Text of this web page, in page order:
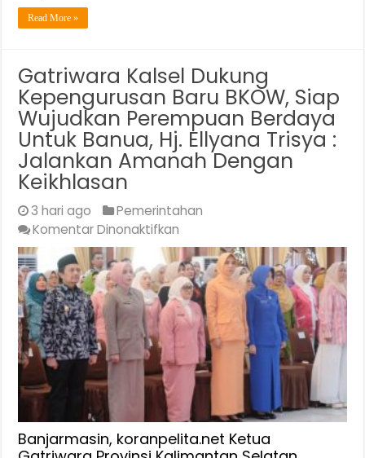
Read More »
Gatriwara Kalsel Dukung
Kepengurusan Baru BKOW, Siap
Wujudkan Perempuan Berdaya
Untuk Banua, Hj. Ellyana Trisya :
Jalankan Amanah Dengan
Keikhlasan
3 hari ago
Pemerintahan
Komentar Dinonaktifkan
Gatriwara
Kalsel
Dukung
Kepengurusan
Baru
BKOW,
Siap
Wujudkan
Perempuan
Berdaya
Untuk
Banua,
Banjarmasin, koranpelita.net Ketua